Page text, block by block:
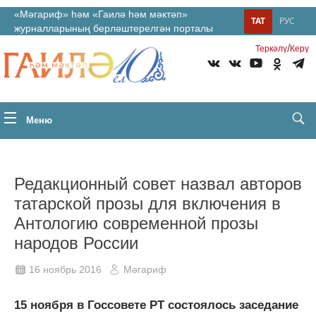
«Мәгариф» һәм «Гаилә һәм мәктәп»
журналларының берләштерелгән порталы
РУС
ТАТ
Теркəлү/Керү
Меню
Редакционный совет назвал авторов
татарской прозы для включения в
Антологию современной прозы
народов России
16 ноябрь 2016 Мәгариф
15 ноября в Госсовете РТ состоялось заседание